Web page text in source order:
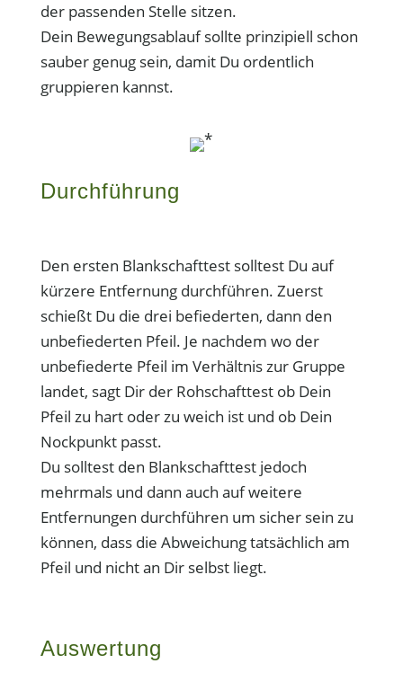
der passenden Stelle sitzen.
Dein Bewegungsablauf sollte prinzipiell schon
sauber genug sein, damit Du ordentlich
gruppieren kannst.
*
Durchführung
Den ersten Blankschafttest solltest Du auf
kürzere Entfernung durchführen. Zuerst
schießt Du die drei befiederten, dann den
unbefiederten Pfeil. Je nachdem wo der
unbefiederte Pfeil im Verhältnis zur Gruppe
landet, sagt Dir der Rohschafttest ob Dein
Pfeil zu hart oder zu weich ist und ob Dein
Nockpunkt passt.
Du solltest den Blankschafttest jedoch
mehrmals und dann auch auf weitere
Entfernungen durchführen um sicher sein zu
können, dass die Abweichung tatsächlich am
Pfeil und nicht an Dir selbst liegt.
Auswertung